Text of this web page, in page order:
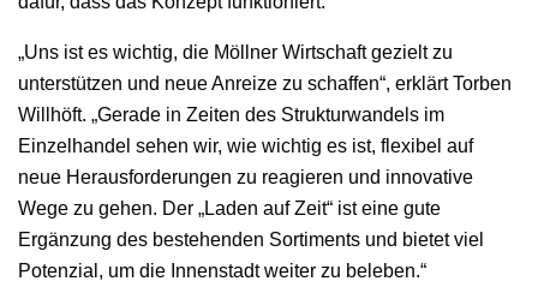
„Uns ist es wichtig, die Möllner Wirtschaft gezielt zu
unterstützen und neue Anreize zu schaffen“, erklärt Torben
Willhöft. „Gerade in Zeiten des Strukturwandels im
Einzelhandel sehen wir, wie wichtig es ist, flexibel auf
neue Herausforderungen zu reagieren und innovative
Wege zu gehen. Der „Laden auf Zeit“ ist eine gute
Ergänzung des bestehenden Sortiments und bietet viel
Potenzial, um die Innenstadt weiter zu beleben.“